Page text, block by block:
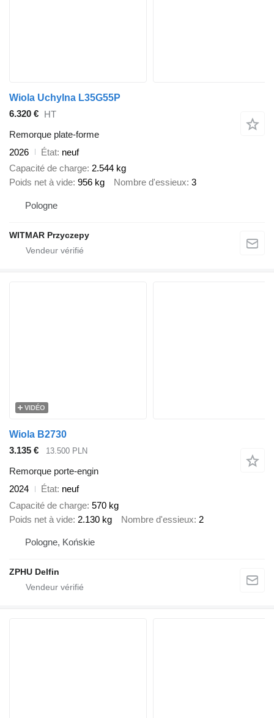
Wiola Uchylna L35G55P
6.320 € HT
Remorque plate-forme
2026
État neuf
Capacité de charge 2.544 kg
Poids net à vide 956 kg Nombre d'essieux 3
Pologne
WITMAR Przyczepy
VIDÉO
Wiola B2730
3.135 €
13.500 PLN
Remorque porte-engin
2024
État neuf
Capacité de charge 570 kg
Poids net à vide 2.130 kg Nombre d'essieux 2
Pologne, Końskie
ZPHU Delfin